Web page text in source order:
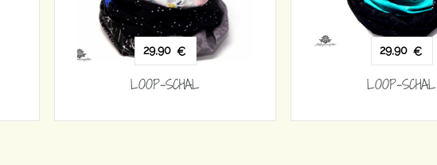
29,90 €
LOOP-SCHAL
29,90 €
LOOP-SCHAL